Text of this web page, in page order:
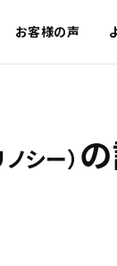
お客様の声
ノシー）